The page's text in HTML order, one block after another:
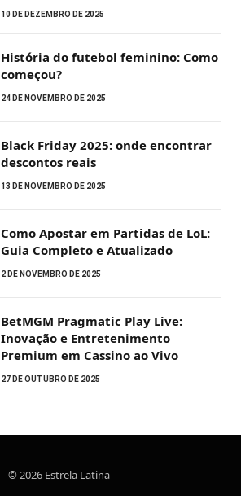
10 DE DEZEMBRO DE 2025
História do futebol feminino: Como
começou?
24 DE NOVEMBRO DE 2025
Black Friday 2025: onde encontrar
descontos reais
13 DE NOVEMBRO DE 2025
Como Apostar em Partidas de LoL:
Guia Completo e Atualizado
2 DE NOVEMBRO DE 2025
BetMGM Pragmatic Play Live:
Inovação e Entretenimento
Premium em Cassino ao Vivo
27 DE OUTUBRO DE 2025
© 2026 Estrela Latina